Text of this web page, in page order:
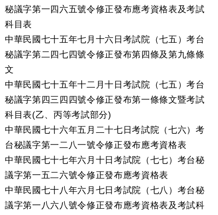
秘議字第一四六五號令修正發布應考資格表及考試
科目表
中華民國七十五年七月十六日考試院（七五）考台
秘議字第二四七四號令修正發布第四條及第九條條
文
中華民國七十五年十二月十日考試院（七五）考台
秘議字第四三四四號令修正發布第一條條文暨考試
科目表(乙、丙等考試部分)
中華民國七十六年五月二十七日考試院（七六）考
台秘議字第一二八一號令修正發布應考資格表
中華民國七十七年六月十日考試院（七七）考台秘
議字第一五二六號令修正發布應考資格表
中華民國七十八年六月七日考試院（七八）考台秘
議字第一八六八號令修正發布應考資格表及考試科